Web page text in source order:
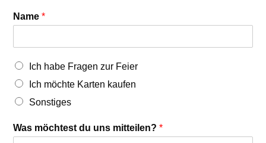
Name*
Ich habe Fragen zur Feier
Ich möchte Karten kaufen
Sonstiges
Was möchtest du uns mitteilen?*